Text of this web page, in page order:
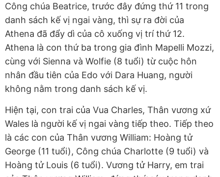
Công chúa Beatrice, trước đây đứng thứ 11 trong
danh sách kế vị ngai vàng, thì sự ra đời của
Athena đã đẩy dì của cô xuống vị trí thứ 12.
Athena là con thứ ba trong gia đình Mapelli Mozzi,
cùng với Sienna và Wolfie (8 tuổi) từ cuộc hôn
nhân đầu tiên của Edo với Dara Huang, người
không nằm trong danh sách kế vị.
Hiện tại, con trai của Vua Charles, Thân vương xứ
Wales là người kế vị ngai vàng tiếp theo. Tiếp theo
là các con của Thân vương William: Hoàng tử
George (11 tuổi), Công chúa Charlotte (9 tuổi) và
Hoàng tử Louis (6 tuổi). Vương tử Harry, em trai